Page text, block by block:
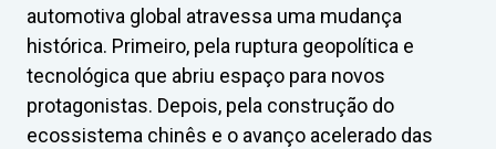
automotiva global atravessa uma mudança
histórica. Primeiro, pela ruptura geopolítica e
tecnológica que abriu espaço para novos
protagonistas. Depois, pela construção do
ecossistema chinês e o avanço acelerado das